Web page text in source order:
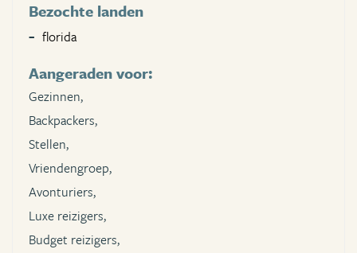
Bezochte landen
florida
Aangeraden voor:
Gezinnen,
Backpackers,
Stellen,
Vriendengroep,
Avonturiers,
Luxe reizigers,
Budget reizigers,